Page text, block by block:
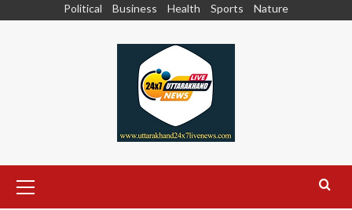
Political Business Health Sports Nature
Menu